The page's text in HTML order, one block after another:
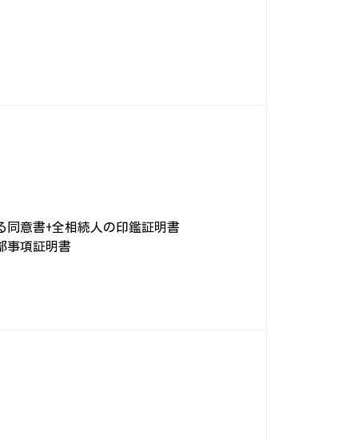
意書+全相続人の印鑑証明書
事項証明書